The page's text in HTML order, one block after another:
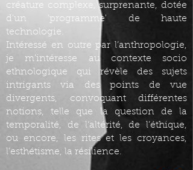
créature complexe, surprenante, dotée
d'un 'programme' de haute
technologie.
Intéressé en outre par l’anthropologie,
je m’intéresse au contexte socio
ethnologique qui révèle des sujets
intrigants via des points de vue
divergents, convoquant différentes
notions, telle que la question de la
temporalité, de l’altérité, de l’éthique,
ou encore, les rites et les croyances,
l’esthétisme, la résilience.